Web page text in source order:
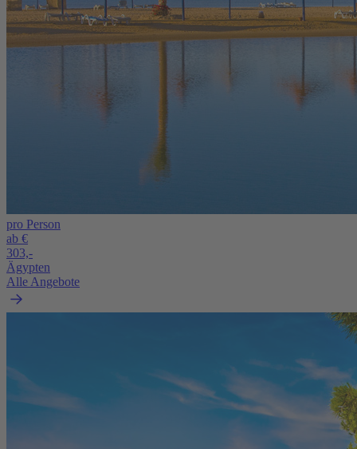
pro Person
ab €
303,-
Ägypten
Alle Angebote